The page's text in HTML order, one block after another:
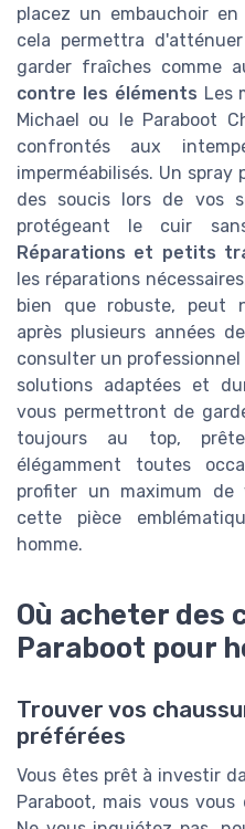
placez un embauchoir
cela permettra
garder fraîches comme
contre les éléments Les
Michael ou le Paraboot
confrontés aux
imperméabilisés. Un
des soucis lors de vos
protégeant le cuir
Réparations et petits
les réparations
bien que robuste, peut
après plusieurs années
consulter un
solutions adaptées et
vous permettront de
toujours au top,
élégamment toutes
profiter un maximum de
cette pièce
homme.
Où acheter des
Paraboot pour
Trouver vos
préférées
Vous êtes prêt à investir
Paraboot, mais vous